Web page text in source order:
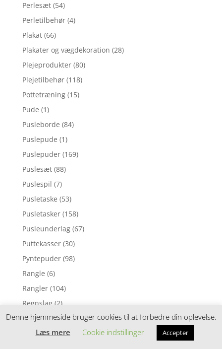
Perlesæt (54)
Perletilbehør (4)
Plakat (66)
Plakater og vægdekoration (28)
Plejeprodukter (80)
Plejetilbehør (118)
Pottetræning (15)
Pude (1)
Pusleborde (84)
Puslepude (1)
Puslepuder (169)
Puslesæt (88)
Puslespil (7)
Pusletaske (53)
Pusletasker (158)
Pusleunderlag (67)
Puttekasser (30)
Pyntepuder (98)
Rangle (6)
Rangler (104)
Regnslag (2)
Regntøj (8)
Reoler (19)
Denne hjemmeside bruger cookies til at forbedre din oplevelse.
Læs mere
Cookie indstillinger Accepter